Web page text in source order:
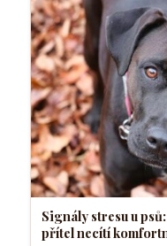
Signály stresu u
přítel necítí